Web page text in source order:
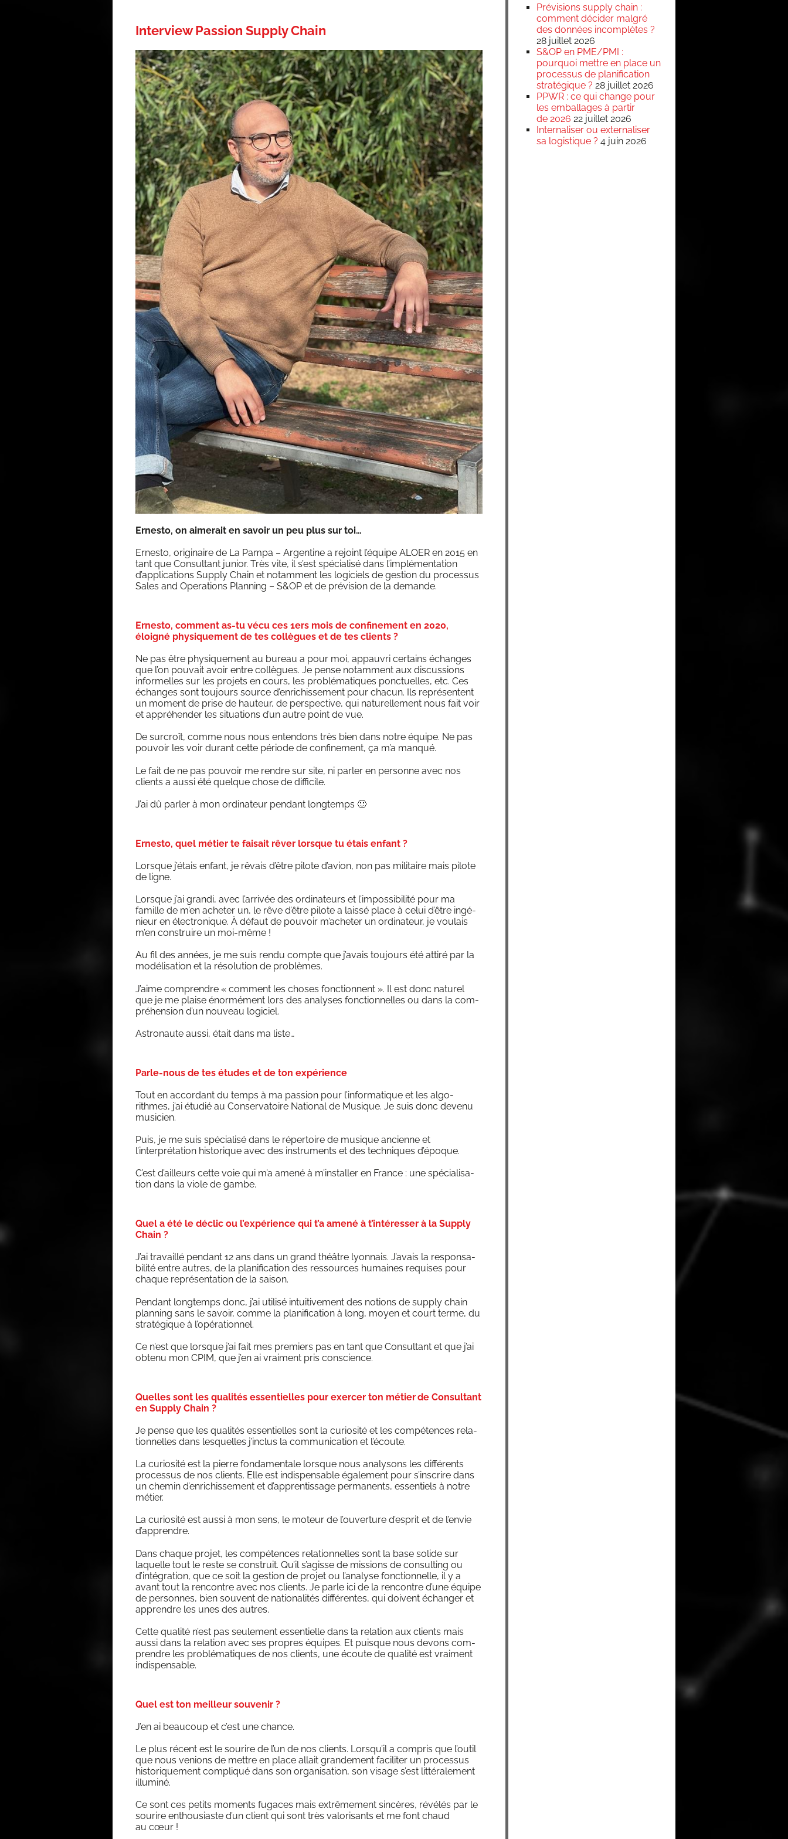
Interview Passion Supply Chain
Ernes­to, on aime­rait en savoir un peu plus sur toi…
Ernes­to, ori­gi­naire de La Pam­pa – Argen­tine a rejoint l’équipe ALOER en 2015 en
tant que Consul­tant junior. Très vite, il s’est spé­cia­li­sé dans l’implémentation
d’applications Sup­ply Chain et notam­ment les logi­ciels de ges­tion du pro­ces­sus
Sales and Ope­ra­tions Plan­ning – S&OP et de pré­vi­sion de la demande.
Ernesto, comment as-tu vécu ces 1ers mois de confinement en 2020,
éloigné physiquement de tes collègues et de tes clients ?
Ne pas être phy­si­que­ment au bureau a pour moi, appau­vri cer­tains échanges
que l’on pou­vait avoir entre col­lègues. Je pense notam­ment aux dis­cus­sions
infor­melles sur les pro­jets en cours, les pro­blé­ma­tiques ponc­tuelles, etc. Ces
échanges sont tou­jours source d’enrichissement pour cha­cun. Ils repré­sentent
un moment de prise de hau­teur, de pers­pec­tive, qui natu­rel­le­ment nous fait voir
et appré­hen­der les situa­tions d’un autre point de vue.
De sur­croît, comme nous nous enten­dons très bien dans notre équipe. Ne pas
pou­voir les voir durant cette période de confi­ne­ment, ça m’a manqué.
Le fait de ne pas pou­voir me rendre sur site, ni par­ler en per­sonne avec nos
clients a aus­si été quelque chose de difficile.
J’ai dû par­ler à mon ordi­na­teur pen­dant longtemps 🙂
Ernesto, quel métier te faisait rêver lorsque tu étais enfant ?
Lorsque j’étais enfant, je rêvais d’être pilote d’avion, non pas mili­taire mais pilote
de ligne.
Lorsque j’ai gran­di, avec l’arrivée des ordi­na­teurs et l’impossibilité pour ma
famille de m’en ache­ter un, le rêve d’être pilote a lais­sé place à celui d’être ingé­
nieur en élec­tro­nique. À défaut de pou­voir m’acheter un ordi­na­teur, je vou­lais
m’en construire un moi-même !
Au fil des années, je me suis ren­du compte que j’avais tou­jours été atti­ré par la
modé­li­sa­tion et la réso­lu­tion de problèmes.
J’aime com­prendre « com­ment les choses fonc­tionnent ». Il est donc natu­rel
que je me plaise énor­mé­ment lors des ana­lyses fonc­tion­nelles ou dans la com­
pré­hen­sion d’un nou­veau logiciel.
Astro­naute aus­si, était dans ma liste…
Parle-nous de tes études et de ton expérience
Tout en accor­dant du temps à ma pas­sion pour l’informatique et les algo­
rithmes, j’ai étu­dié au Conser­va­toire Natio­nal de Musique. Je suis donc deve­nu
musicien.
Puis, je me suis spé­cia­li­sé dans le réper­toire de musique ancienne et
l’interprétation his­to­rique avec des ins­tru­ments et des tech­niques d’époque.
C’est d’ailleurs cette voie qui m’a ame­né à m’installer en France : une spé­cia­li­sa­
tion dans la viole de gambe.
Quel a été le déclic ou l’expérience qui t’a amené à t’intéresser à la Supply
Chain ?
J’ai tra­vaillé pen­dant 12 ans dans un grand théâtre lyon­nais. J’avais la res­pon­sa­
bi­li­té entre autres, de la pla­ni­fi­ca­tion des res­sources humaines requises pour
chaque repré­sen­ta­tion de la saison.
Pen­dant long­temps donc, j’ai uti­li­sé intui­ti­ve­ment des notions de sup­ply chain
plan­ning sans le savoir, comme la pla­ni­fi­ca­tion à long, moyen et court terme, du
stra­té­gique à l’opérationnel.
Ce n’est que lorsque j’ai fait mes pre­miers pas en tant que Consul­tant et que j’ai
obte­nu mon CPIM, que j’en ai vrai­ment pris conscience.
Quelles sont les qualités essentielles pour exercer ton métier de Consultant
en Supply Chain ?
Je pense que les qua­li­tés essen­tielles sont la curio­si­té et les com­pé­tences rela­
tion­nelles dans les­quelles j’inclus la com­mu­ni­ca­tion et l’écoute.
La curio­si­té est la pierre fon­da­men­tale lorsque nous ana­ly­sons les dif­fé­rents
pro­ces­sus de nos clients. Elle est indis­pen­sable éga­le­ment pour s’inscrire dans
un che­min d’enrichissement et d’apprentissage per­ma­nents, essen­tiels à notre
métier.
La curio­si­té est aus­si à mon sens, le moteur de l’ouverture d’esprit et de l’envie
d’apprendre.
Dans chaque pro­jet, les com­pé­tences rela­tion­nelles sont la base solide sur
laquelle tout le reste se construit. Qu’il s’agisse de mis­sions de consul­ting ou
d’intégration, que ce soit la ges­tion de pro­jet ou l’analyse fonc­tion­nelle, il y a
avant tout la ren­contre avec nos clients. Je parle ici de la ren­contre d’une équipe
de per­sonnes, bien sou­vent de natio­na­li­tés dif­fé­rentes, qui doivent échan­ger et
apprendre les unes des autres.
Cette qua­li­té n’est pas seule­ment essen­tielle dans la rela­tion aux clients mais
aus­si dans la rela­tion avec ses propres équipes. Et puisque nous devons com­
prendre les pro­blé­ma­tiques de nos clients, une écoute de qua­li­té est vrai­ment
indispensable.
Quel est ton meilleur souvenir ?
J’en ai beau­coup et c’est une chance.
Le plus récent est le sou­rire de l’un de nos clients. Lorsqu’il a com­pris que l’outil
que nous venions de mettre en place allait gran­de­ment faci­li­ter un pro­ces­sus
his­to­ri­que­ment com­pli­qué dans son orga­ni­sa­tion, son visage s’est lit­té­ra­le­ment
illuminé.
Ce sont ces petits moments fugaces mais extrê­me­ment sin­cères, révé­lés par le
sou­rire enthou­siaste d’un client qui sont très valo­ri­sants et me font chaud
au cœur !
Prévisions supply chain :
comment décider malgré
des données incomplètes ?
28 juillet 2026
S&OP en PME/PMI :
pourquoi mettre en place un
processus de planification
stratégique ? 28 juillet 2026
PPWR : ce qui change pour
les emballages à partir
de 2026 22 juillet 2026
Internaliser ou externaliser
sa logistique ? 4 juin 2026